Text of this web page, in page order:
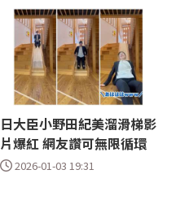
日大臣小野田紀美溜滑梯影
片爆紅 網友讚可無限循環
2026-01-03 19:31